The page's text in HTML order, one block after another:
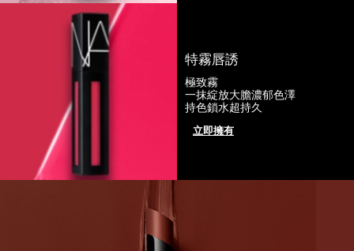
特霧唇誘
極致霧
一抹綻放大膽濃郁色澤
持色鎖水超持久
立即擁有